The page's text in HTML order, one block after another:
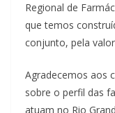
Regional de
que temos
conjunto, pela
Agradecemos aos
sobre o perfil das
atuam no Rio